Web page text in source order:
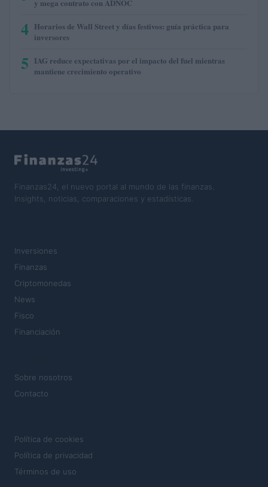
y mega contrato con ADNOC
4 Horarios de Wall Street y días festivos: guía práctica para
inversores
5 IAG reduce expectativas por el impacto del fuel mientras
mantiene crecimiento operativo
Finanzas24, el nuevo portal al mundo de las finanzas.
Insights, noticias, comparaciones y estadísticas.
Inversiones
Finanzas
Criptomonedas
News
Fisco
Financiación
Sobre nosotros
Contacto
Política de cookies
Política de privacidad
Términos de uso